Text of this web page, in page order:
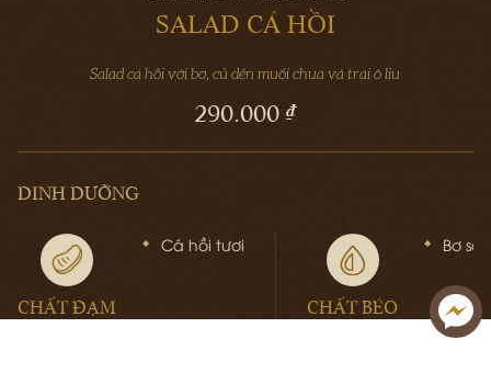
SALAD CÁ HỒI
Salad cá hồi với bơ, củ dền muối chua và trái ô liu
290.000 ₫
DINH DƯỠNG
CHẤT ĐẠM
Cá hồi tươi
CHẤT BÉO
Bơ